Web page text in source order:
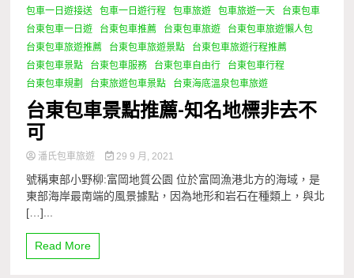
包車一日遊接送 包車一日遊行程 包車旅遊 包車旅遊一天
台東包車
台東包車一日遊
台東包車推薦 台東包車旅遊
台東包車旅遊懶人包
台東包車旅遊推薦
台東包車旅遊景點
台東包車旅遊行程推薦
台東包車景點
台東包車服務 台東包車自由行
台東包車行程
台東包車規劃
台東旅遊包車景點 台東海底溫泉包車旅遊
台東包車景點推薦-知名地標非去不
可
潘氏包車旅遊 29 9 月, 2021
號稱東部小野柳:富岡地質公園 位於富岡漁港北方的海域，是
東部海岸最南端的風景據點，因為地形和岩石在種類上，與北
[…]...
Read More